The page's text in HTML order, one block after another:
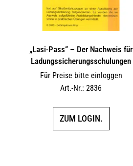
„Lasi-Pass“ – Der Nachweis für
Ladungs­si­che­rungs­schu­lungen
Für Preise bitte einloggen
Art.-Nr.: 2836
ZUM LOGIN.